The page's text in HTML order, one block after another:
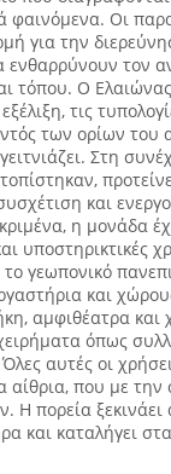
φαινόμενα. Οι
για την
ενθαρρύνουν τον
τόπου. Ο
τις
των ορίων του
Στη
και
η μονάδα
υποστηρικτικές
γεωπονικό
και
αμφιθέατρα
όπως
αυτές οι
αίθρια, που με την
Η πορεία
και καταλήγει